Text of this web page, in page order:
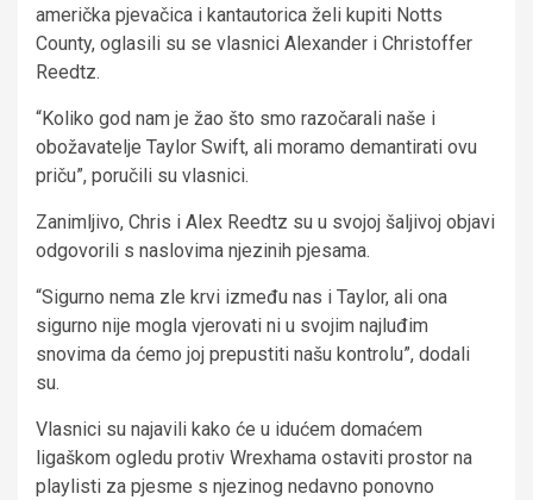
američka pjevačica i kantautorica želi kupiti Notts
County, oglasili su se vlasnici Alexander i Christoffer
Reedtz.
“Koliko god nam je žao što smo razočarali naše i
obožavatelje Taylor Swift, ali moramo demantirati ovu
priču”, poručili su vlasnici.
Zanimljivo, Chris i Alex Reedtz su u svojoj šaljivoj objavi
odgovorili s naslovima njezinih pjesama.
“Sigurno nema zle krvi između nas i Taylor, ali ona
sigurno nije mogla vjerovati ni u svojim najluđim
snovima da ćemo joj prepustiti našu kontrolu”, dodali
su.
Vlasnici su najavili kako će u idućem domaćem
ligaškom ogledu protiv Wrexhama ostaviti prostor na
playlisti za pjesme s njezinog nedavno ponovno